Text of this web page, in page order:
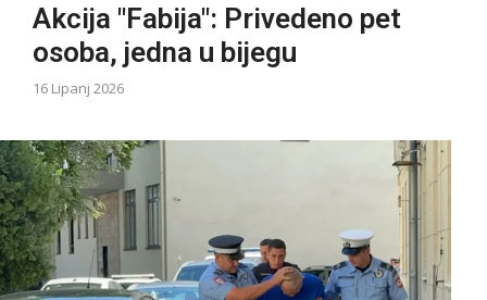
Akcija "Fabija": Privedeno pet
osoba, jedna u bijegu
16 Lipanj 2026